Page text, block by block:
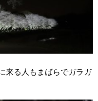
来る人もまばらでガラガ